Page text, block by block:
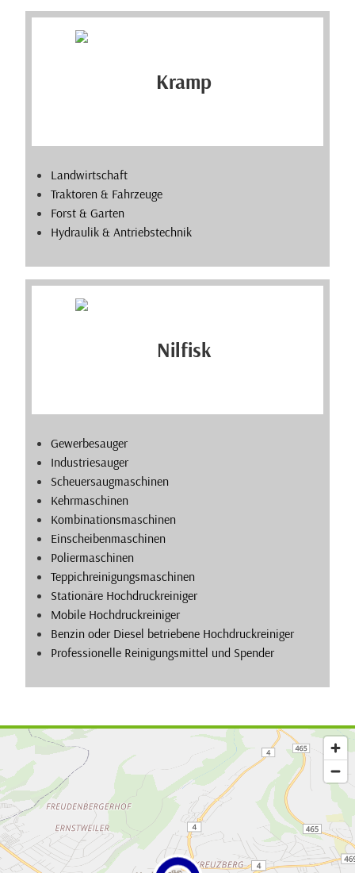
Landwirtschaft
Traktoren & Fahrzeuge
Forst & Garten
Hydraulik & Antriebstechnik
Gewerbesauger
Industriesauger
Scheuersaugmaschinen
Kehrmaschinen
Kombinationsmaschinen
Einscheibenmaschinen
Poliermaschinen
Teppichreinigungsmaschinen
Stationäre Hochdruckreiniger
Mobile Hochdruckreiniger
Benzin oder Diesel betriebene Hochdruckreiniger
Professionelle Reinigungsmittel und Spender